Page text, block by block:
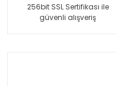
256bit SSL Sertifikası ile
güvenli alışveriş